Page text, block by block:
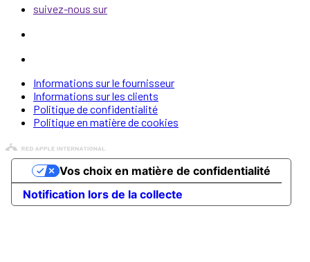
suivez-nous sur
Informations sur le fournisseur
Informations sur les clients
Politique de confidentialité
Politique en matière de cookies
Notification lors de la collecte
Vos choix en matière de confidentialité